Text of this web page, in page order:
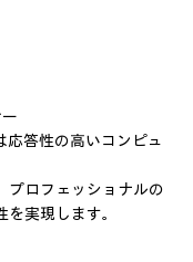
応答性の高いコンピュ
プロフェッショナルの
実現します。